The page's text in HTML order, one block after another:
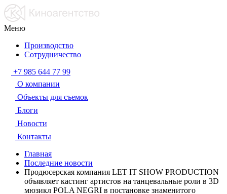
Меню
Производство
Сотрудничество
+7 985 644 77 99
О компании
Объекты для съемок
Блоги
Новости
Контакты
Главная
Последние новости
Продюсерская компания LET IT SHOW PRODUCTION
объявляет кастинг артистов на танцевальные роли в 3D
мюзикл POLA NEGRI в постановке знаменитого